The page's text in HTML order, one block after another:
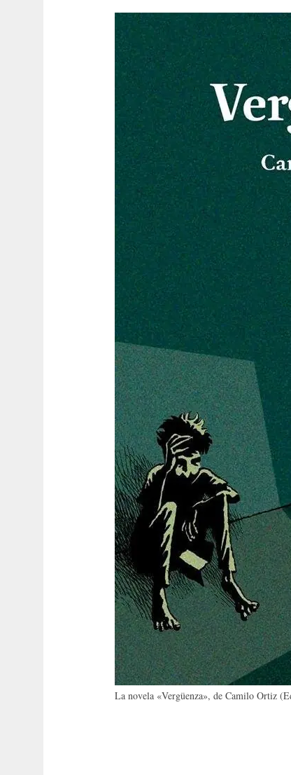
La novela «Vergüenza», de Camilo Ortiz